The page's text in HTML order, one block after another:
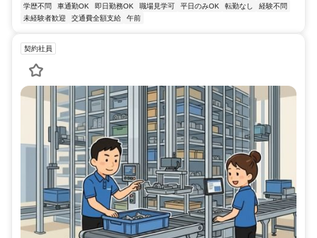
学歴不問
車通勤OK 即日勤務OK 職場見学可 平日のみOK 転勤なし
経験不問
未経験者歓迎
交通費全額支給 午前
契約社員